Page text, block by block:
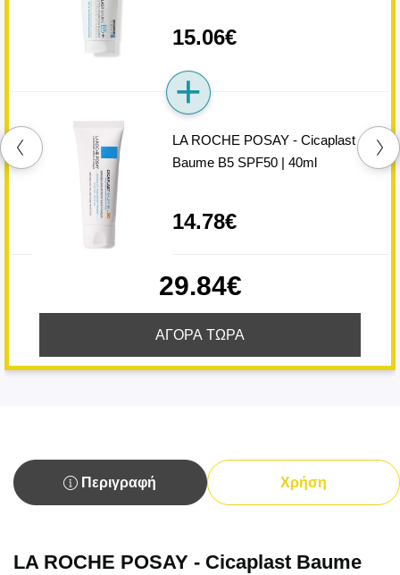
15.06€
LA ROCHE POSAY - Cicaplast
Baume B5 SPF50 | 40ml
14.78€
29.84€
ΑΓΟΡΑ ΤΩΡΑ
Περιγραφή Χρήση
LA ROCHE POSAY - Cicaplast Baume